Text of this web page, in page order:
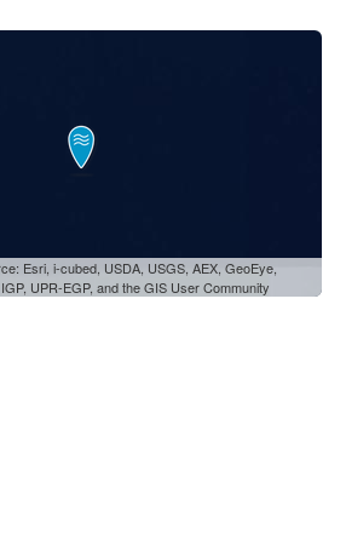
Esri, i-cubed, USDA, USGS, AEX, GeoEye,
UPR-EGP, and the GIS User Community